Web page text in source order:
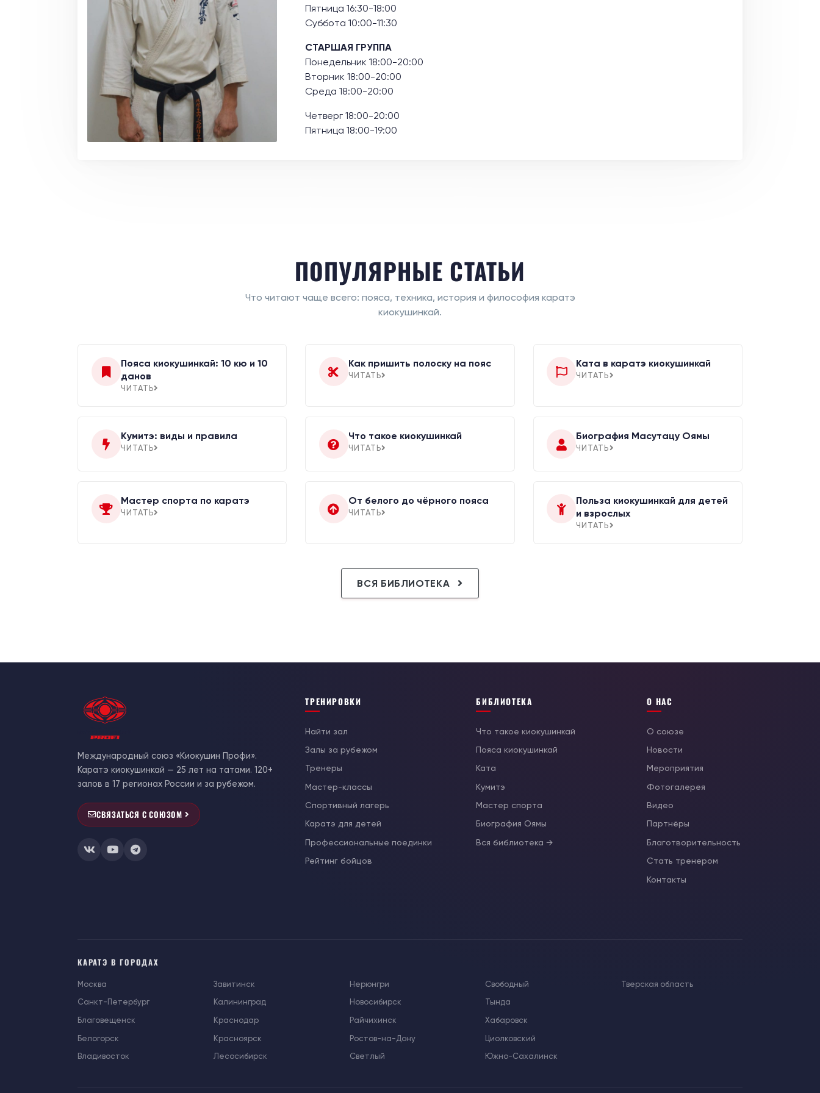
Пятница 16:30-18:00
Суббота 10:00-11:30
СТАРШАЯ ГРУППА
Понедельник 18:00-20:00
Вторник 18:00-20:00
Среда 18:00-20:00
Четверг 18:00-20:00
Пятница 18:00-19:00
ПОПУЛЯРНЫЕ СТАТЬИ
Что читают чаще всего: пояса, техника, история и философия каратэ
киокушинкай.
Пояса киокушинкай: 10 кю и 10
данов
ЧИТАТЬ
Как пришить полоску на пояс
ЧИТАТЬ
Ката в каратэ киокушинкай
ЧИТАТЬ
Кумитэ: виды и правила
ЧИТАТЬ
Что такое киокушинкай
ЧИТАТЬ
Биография Масутацу Оямы
ЧИТАТЬ
Мастер спорта по каратэ
ЧИТАТЬ
От белого до чёрного пояса
ЧИТАТЬ
Польза киокушинкай для детей
и взрослых
ЧИТАТЬ
ВСЯ БИБЛИОТЕКА
Международный союз «Киокушин Профи».
Каратэ киокушинкай — 25 лет на татами. 120+
залов в 17 регионах России и за рубежом.
СВЯЗАТЬСЯ С СОЮЗОМ
ТРЕНИРОВКИ
Найти зал
Залы за рубежом
Тренеры
Мастер-классы
Спортивный лагерь
Каратэ для детей
Профессиональные поединки
Рейтинг бойцов
БИБЛИОТЕКА
Что такое киокушинкай
Пояса киокушинкай
Ката
Кумитэ
Мастер спорта
Биография Оямы
Вся библиотека →
О НАС
О союзе
Новости
Мероприятия
Фотогалерея
Видео
Партнёры
Благотворительность
Стать тренером
Контакты
КАРАТЭ В ГОРОДАХ
Москва
Санкт-Петербург
Благовещенск
Белогорск
Владивосток
Завитинск
Калининград
Краснодар
Красноярск
Лесосибирск
Нерюнгри
Новосибирск
Райчихинск
Ростов-на-Дону
Светлый
Свободный
Тында
Хабаровск
Циолковский
Южно-Сахалинск
Тверская область